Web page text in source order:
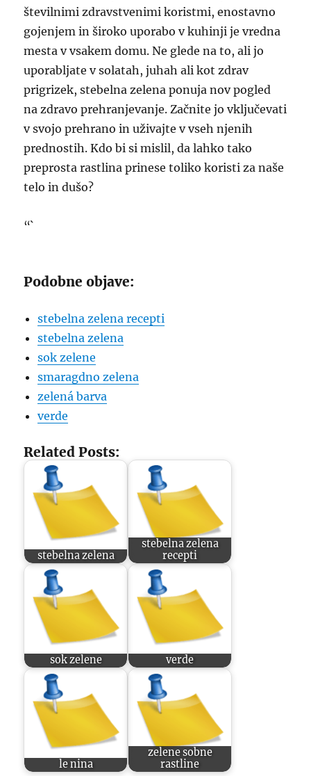
številnimi zdravstvenimi koristmi, enostavno
gojenjem in široko uporabo v kuhinji je vredna
mesta v vsakem domu. Ne glede na to, ali jo
uporabljate v solatah, juhah ali kot zdrav
prigrizek, stebelna zelena ponuja nov pogled
na zdravo prehranjevanje. Začnite jo vključevati
v svojo prehrano in uživajte v vseh njenih
prednostih. Kdo bi si mislil, da lahko tako
preprosta rastlina prinese toliko koristi za naše
telo in dušo?
“`
Podobne objave:
stebelna zelena recepti
stebelna zelena
sok zelene
smaragdno zelena
zelená barva
verde
Related Posts:
stebelna zelena
stebelna zelena
recepti
sok zelene verde
le nina
zelene sobne
rastline